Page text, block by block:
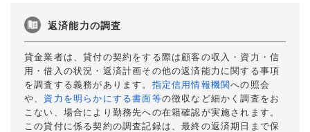
返済能力の調査
貸金業者は、貸付の契約をする際は顧客の収入・資力・信
用・借入の状況・返済計画その他の返済能力に関する事項
を調査する義務があります。 指定信用情報機関への照会
や、 資力を明らかにする書面等の徴収など細かく調査をお
こない、場合により勤務先への在籍確認が実施されます。
この貸付に係る契約の調査記録は、最終の返済期日まで保